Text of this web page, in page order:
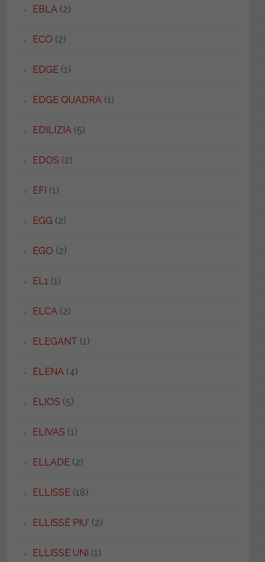
EBLA (2)
ECO (2)
EDGE(1)
EDGE QUADRA (1)
EDILIZIA (5)
EDOS (2)
EFI (1)
EGG (2)
EGO (2)
EL1 (1)
ELCA (2)
ELEGANT (1)
ELENA (4)
ELIOS (5)
ELIVAS (1)
ELLADE(2)
ELLISSE(18)
ELLISSE PIU' (2)
ELLISSE UNI (1)